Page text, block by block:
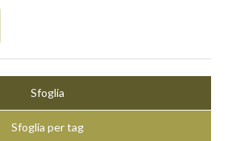
Sfoglia
Sfoglia per tag